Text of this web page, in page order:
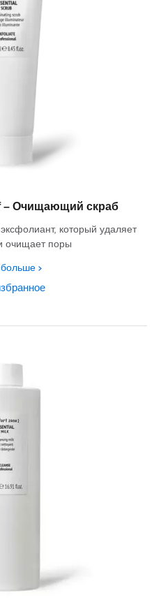
– Очищающий скраб
который удаляет
очищает поры
больше